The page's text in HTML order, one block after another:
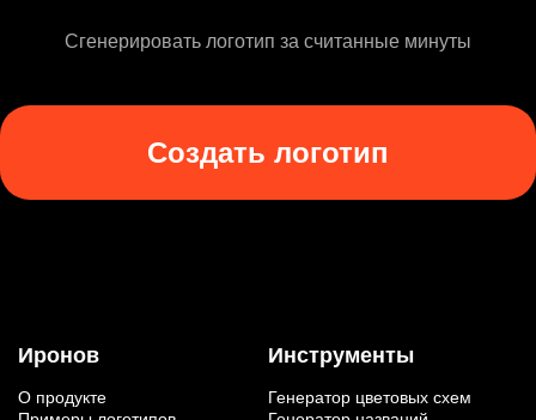
Сгенерировать логотип за считанные минуты
Создать логотип
Иронов
О продукте
Инструменты
Генератор цветовых схем